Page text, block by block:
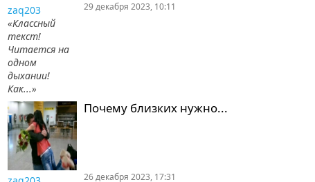
zaq203
«Классный
текст!
Читается на
одном
дыхании!
Как...»
29 декабря 2023, 10:11
Почему близких нужно...
26 декабря 2023, 17:31